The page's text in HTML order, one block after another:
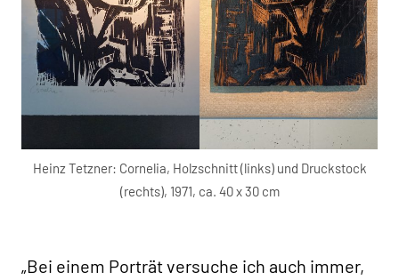
Heinz Tetzner: Cornelia, Holzschnitt (links) und Druckstock
(rechts), 1971, ca. 40 x 30 cm
„Bei einem Porträt versuche ich auch immer,